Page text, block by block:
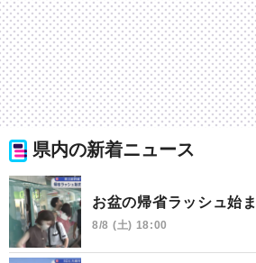
県内の新着ニュース
お盆の帰省ラッシュ始
8/8 (土) 18:00